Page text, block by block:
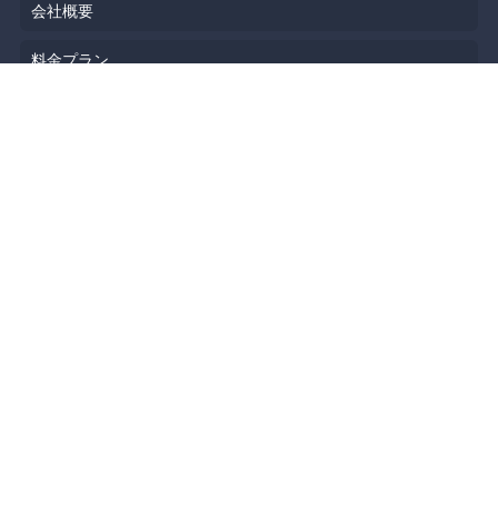
会社概要
料金プラン